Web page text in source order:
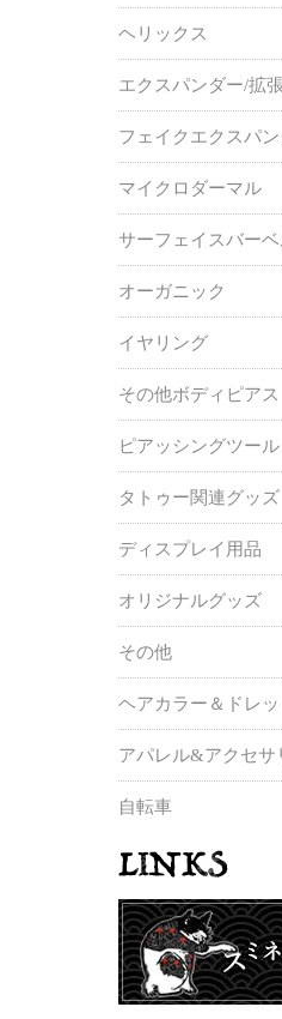
ヘリックス
エクスパンダー/拡
フェイクエクスパ
マイクロダーマル
サーフェイスバー
オーガニック
イヤリング
その他ボディピアス
ピアッシングツール
タトゥー関連グッズ
ディスプレイ用品
オリジナルグッズ
その他
ヘアカラー＆ドレ
アパレル&アクセサ
自転車